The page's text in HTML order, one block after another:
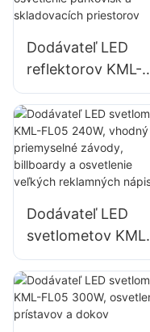
otvorených
Dodávateľ LED
reflektorov KML-
FL05 150W pre
osvetlenie
parkovísk a
skladovacích
priestorov
Dodávateľ LED
svetlometov KML-
FL05 240W,
vhodný pre
priemyselné
závody, billboardy